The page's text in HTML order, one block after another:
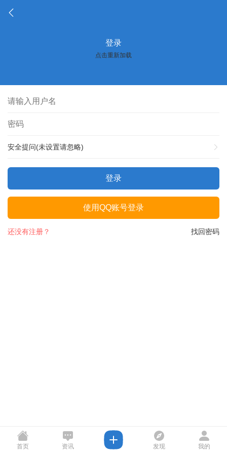
登录
点击重新加载
安全提问(未设置请忽略)
登录
使用QQ账号登录
找回密码
还没有注册？
首页 资讯 发现 我的